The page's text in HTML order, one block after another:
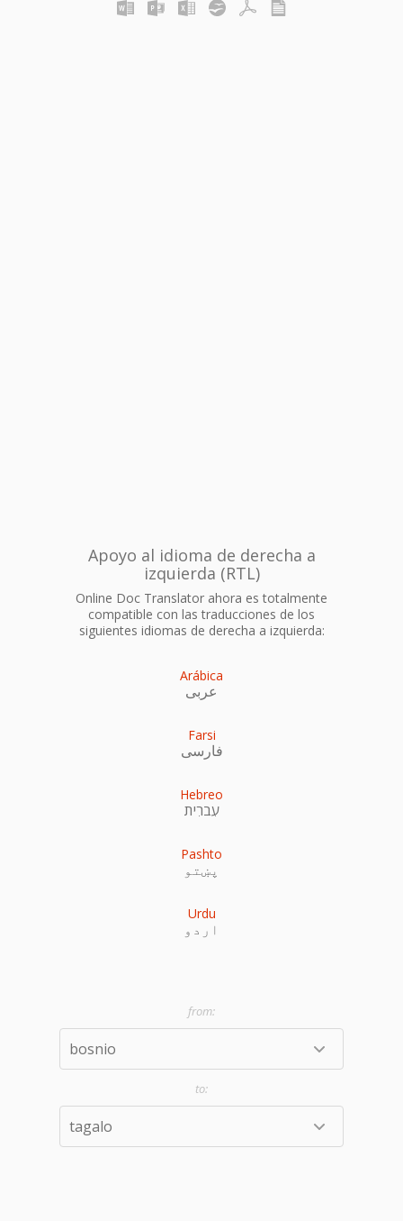
Apoyo al idioma de derecha a
izquierda (RTL)
Online Doc Translator ahora es totalmente
compatible con las traducciones de los
siguientes idiomas de derecha a izquierda:
Arábica
عربى
Farsi
فارسی
Hebreo
עִברִית
Pashto
پښتو
Urdu
اردو